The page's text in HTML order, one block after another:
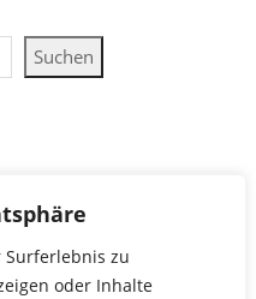
Surferlebnis zu
oder Inhalte
Suchen
und Vertrags-Bundles
bei Gomibo: Die
Gerätekäufe